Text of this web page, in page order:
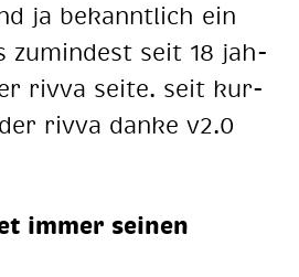
ja be­kannt­lich ein
zu­min­dest seit 18 jah­
riv­va sei­te. seit kur­
riv­va dan­ke v2.0
im­mer sei­nen